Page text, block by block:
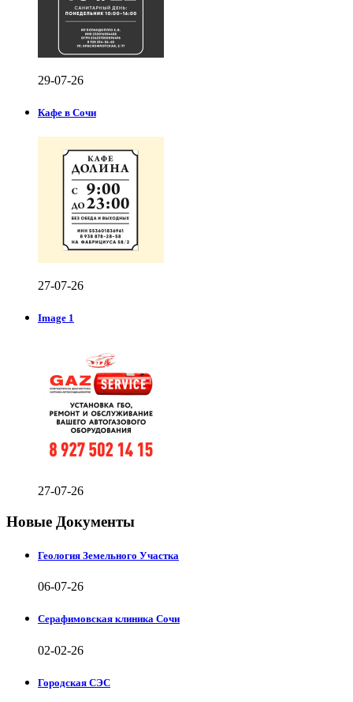
29-07-26
Кафе в Сочи
27-07-26
Image 1
27-07-26
Новые Документы
Геология Земельного Участка
06-07-26
Серафимовская клиника Сочи
02-02-26
Городская СЭС